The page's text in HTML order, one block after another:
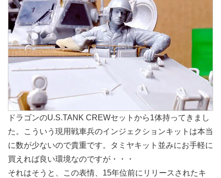
ドラゴンのU.S.TANK CREWセットから1体持ってきまし
た。こういう現用戦車兵のインジェクションキットは本当
に数が少ないので貴重です。タミヤキット並みにお手軽に
買えれば良い環境なのですが・・・
それはそうと、この表情、15年位前にリリースされたキ